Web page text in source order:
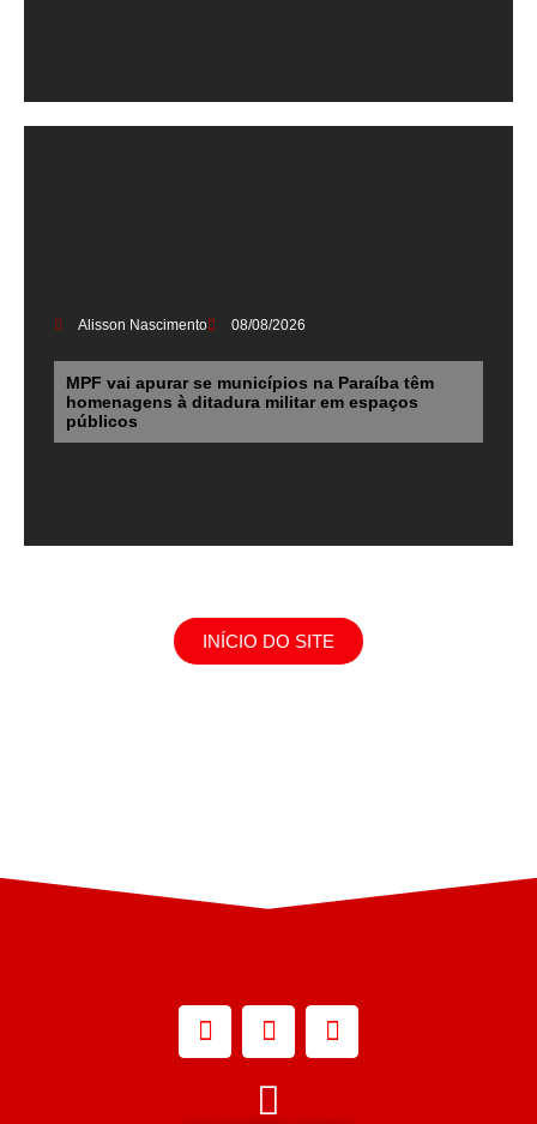
Alisson Nascimento 08/08/2026
MPF vai apurar se municípios na Paraíba têm
homenagens à ditadura militar em espaços
públicos
INÍCIO DO SITE